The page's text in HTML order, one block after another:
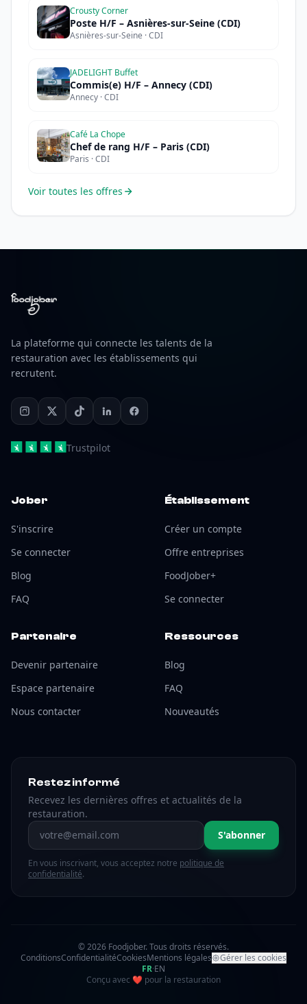
Crousty Corner
Poste H/F – Asnières-sur-Seine (CDI)
Asnières-sur-Seine · CDI
JADELIGHT Buffet
Commis(e) H/F – Annecy (CDI)
Annecy · CDI
Café La Chope
Chef de rang H/F – Paris (CDI)
Paris · CDI
Voir toutes les offres
La plateforme qui connecte les talents de la
restauration avec les établissements qui
recrutent.
Trustpilot
Jober
S'inscrire
Se connecter
Blog
FAQ
Établissement
Créer un compte
Offre entreprises
FoodJober+
Se connecter
Partenaire
Devenir partenaire
Espace partenaire
Nous contacter
Ressources
Blog
FAQ
Nouveautés
Restez informé
Recevez les dernières offres et actualités de la
restauration.
Adresse email S'abonner
En vous inscrivant, vous acceptez notre politique de
confidentialité.
© 2026 Foodjober. Tous droits réservés.
ConditionsConfidentialitéCookiesMentions légales
Gérer les cookies
FR·EN
Conçu avec ❤ amour
pour la restauration